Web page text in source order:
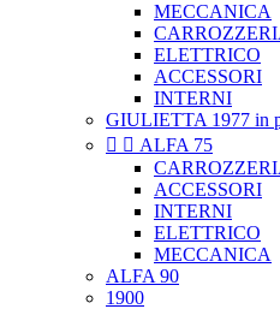
MECCANICA
ELETTRICO
ACCESSORI
INTERNI
GIULIETTA 1977 in
  ALFA 75
ACCESSORI
INTERNI
ELETTRICO
MECCANICA
ALFA 90
1900